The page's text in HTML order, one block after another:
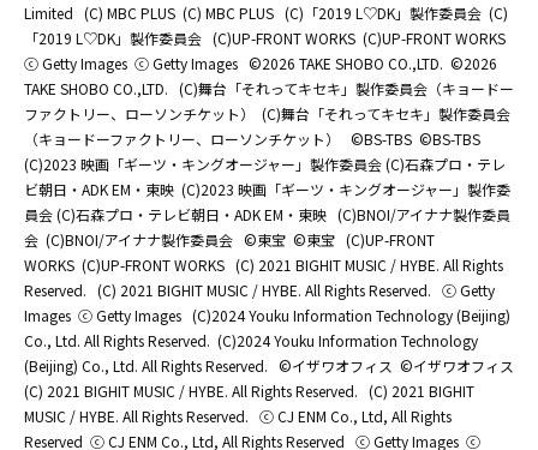
Limited (C) MBC PLUS (C) MBC PLUS (C)「2019 L♡DK」製作委員会 (C)
「2019 L♡DK」製作委員会 (C)UP-FRONT WORKS (C)UP-FRONT WORKS
ⓒ Getty Images ⓒ Getty Images ©2026 TAKE SHOBO CO.,LTD. ©2026
TAKE SHOBO CO.,LTD. (C)舞台「それってキセキ」製作委員会（キョードー
ファクトリー、ローソンチケット）
(C)舞台「それってキセキ」製作委員会
（キョードーファクトリー、ローソンチケット）
©BS-TBS ©BS-TBS
(C)2023 映画「ギーツ・キングオージャー」製作委員会 (C)石森プロ・テレ
ビ朝日・ADK EM・東映 (C)2023 映画「ギーツ・キングオージャー」製作委
員会 (C)石森プロ・テレビ朝日・ADK EM・東映 (C)BNOI/アイナナ製作委員
会 (C)BNOI/アイナナ製作委員会 ©東宝 ©東宝 (C)UP-FRONT
WORKS (C)UP-FRONT WORKS (C) 2021 BIGHIT MUSIC / HYBE. All Rights
Reserved. (C) 2021 BIGHIT MUSIC / HYBE. All Rights Reserved. ⓒ Getty
Images ⓒ Getty Images (C)2024 Youku Information Technology (Beijing)
Co., Ltd. All Rights Reserved. (C)2024 Youku Information Technology
(Beijing) Co., Ltd. All Rights Reserved. ©イザワオフィス ©イザワオフィス
(C) 2021 BIGHIT MUSIC / HYBE. All Rights Reserved. (C) 2021 BIGHIT
MUSIC / HYBE. All Rights Reserved. ⓒ CJ ENM Co., Ltd, All Rights
Reserved ⓒ CJ ENM Co., Ltd, All Rights Reserved ⓒ Getty Images ⓒ